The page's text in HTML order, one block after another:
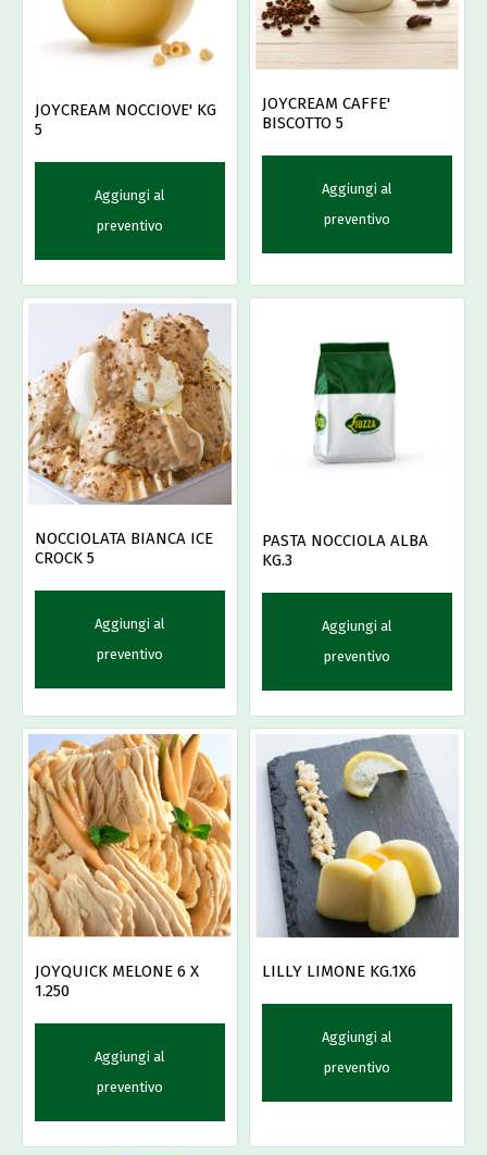
JOYCREAM NOCCIOVE' KG
5
Aggiungi al
preventivo
JOYCREAM CAFFE'
BISCOTTO 5
Aggiungi al
preventivo
NOCCIOLATA BIANCA ICE
CROCK 5
Aggiungi al
preventivo
PASTA NOCCIOLA ALBA
KG.3
Aggiungi al
preventivo
JOYQUICK MELONE 6 X
1.250
Aggiungi al
preventivo
LILLY LIMONE KG.1X6
Aggiungi al
preventivo